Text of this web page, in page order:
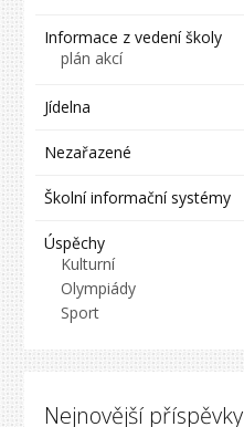
Informace z vedení školy
plán akcí
Jídelna
Nezařazené
Školní informační systémy
Úspěchy
Kulturní
Olympiády
Sport
Nejnovější příspěvky